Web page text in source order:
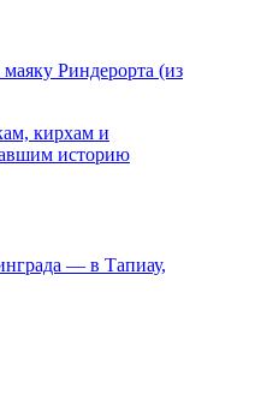
Риндерорта (из
кирхам и
историю